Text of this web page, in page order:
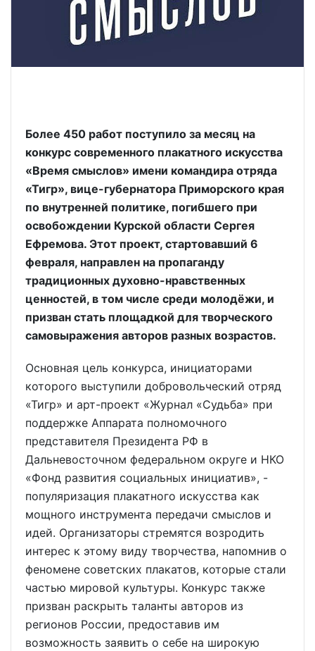
Более 450 работ поступило за месяц на
конкурс современного плакатного искусства
«Время смыслов» имени командира отряда
«Тигр», вице-губернатора Приморского края
по внутренней политике, погибшего при
освобождении Курской области Сергея
Ефремова. Этот проект, стартовавший 6
февраля, направлен на пропаганду
традиционных духовно-нравственных
ценностей, в том числе среди молодёжи, и
призван стать площадкой для творческого
самовыражения авторов разных возрастов.
Основная цель конкурса, инициаторами
которого выступили добровольческий отряд
«Тигр» и арт-проект «Журнал «Судьба» при
поддержке Аппарата полномочного
представителя Президента РФ в
Дальневосточном федеральном округе и НКО
«Фонд развития социальных инициатив», -
популяризация плакатного искусства как
мощного инструмента передачи смыслов и
идей. Организаторы стремятся возродить
интерес к этому виду творчества, напомнив о
феномене советских плакатов, которые стали
частью мировой культуры. Конкурс также
призван раскрыть таланты авторов из
регионов России, предоставив им
возможность заявить о себе на широкую